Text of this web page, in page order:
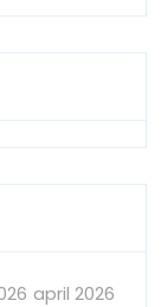
april 2026